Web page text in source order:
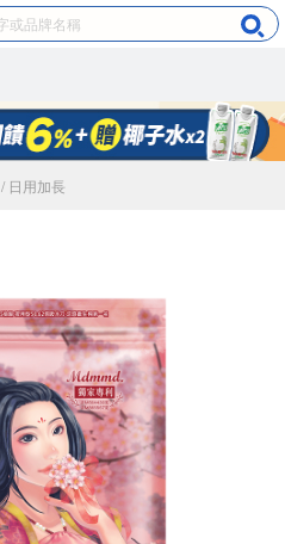
/ 日用加長